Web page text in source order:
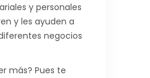
y personales
y les ayuden a
negocios
más? Pues te